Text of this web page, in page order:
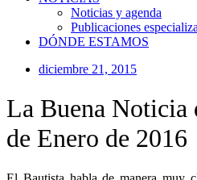
Noticias y agenda
Publicaciones
DÓNDE ESTAMOS
diciembre 21, 2015
La Buena Noticia
de Enero de 2016